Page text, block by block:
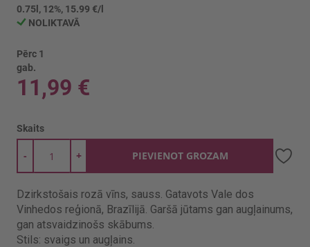
0.75l, 12%, 15.99 €/l
NOLIKTAVĀ
Pērc 1
gab.
11,99 €
Skaits
+
- PIEVIENOT GROZAM
Dzirkstošais rozā vīns, sauss. Gatavots Vale dos
Vinhedos reģionā, Brazīlijā. Garšā jūtams gan augļainums,
gan atsvaidzinošs skābums.
Stils: svaigs un augļains.